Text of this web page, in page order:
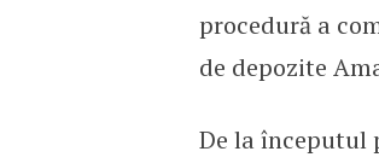
procedură a
de depozite
De la începutul